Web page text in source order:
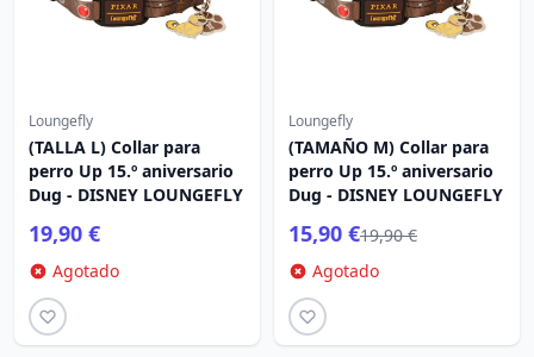
Loungefly
(TALLA L) Collar para
perro Up 15.º aniversario
Dug - DISNEY LOUNGEFLY
19,90 €
Agotado
Loungefly
(TAMAÑO M) Collar para
perro Up 15.º aniversario
Dug - DISNEY LOUNGEFLY
15,90 €19,90 €
Agotado